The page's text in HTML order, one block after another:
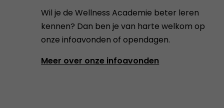
Wil je de Wellness Academie beter leren
kennen? Dan ben je van harte welkom op
onze infoavonden of opendagen.
Meer over onze infoavonden